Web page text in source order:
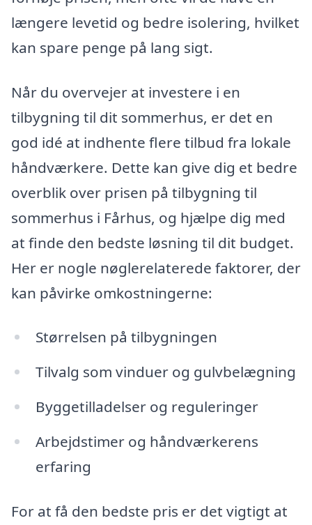
længere levetid og bedre isolering, hvilket
kan spare penge på lang sigt.
Når du overvejer at investere i en
tilbygning til dit sommerhus, er det en
god idé at indhente flere tilbud fra lokale
håndværkere. Dette kan give dig et bedre
overblik over prisen på tilbygning til
sommerhus i Fårhus, og hjælpe dig med
at finde den bedste løsning til dit budget.
Her er nogle nøglerelaterede faktorer, der
kan påvirke omkostningerne:
Størrelsen på tilbygningen
Tilvalg som vinduer og gulvbelægning
Byggetilladelser og reguleringer
Arbejdstimer og håndværkerens
erfaring
For at få den bedste pris er det vigtigt at